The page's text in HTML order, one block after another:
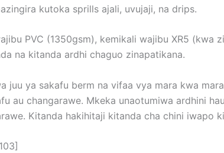
kutoka sprills ajali, uvujaji, na drips.
PVC (1350gsm), kemikali wajibu XR5
na kitanda ardhi chaguo zinapatikana.
juu ya sakafu berm na vifaa vya mara kwa
au changarawe. Mkeka unaotumiwa ardhini
Kitanda hakihitaji kitanda cha chini iwapo